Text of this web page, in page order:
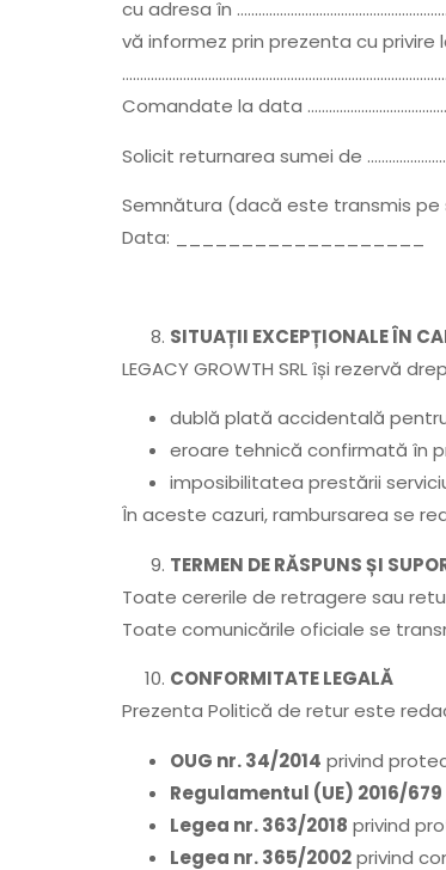
cu adresa în
vă informez prin prezenta cu
Comandate la data
Solicit returnarea sumei de
Semnătura (dacă este transmis
Data: ___________________
SITUAȚII EXCEPȚIONALE ÎN
LEGACY GROWTH SRL își rezervă
dublă plată accidentală
eroare tehnică confirmată în
imposibilitatea prestării
În aceste cazuri, rambursarea se
TERMEN DE RĂSPUNS ȘI
Toate cererile de retragere sau
Toate comunicările oficiale se
CONFORMITATE LEGALĂ
Prezenta Politică de retur este
OUG nr. 34/2014 privind
Regulamentul (UE) 2016/679
Legea nr. 363/2018 privind
Legea nr. 365/2002privind